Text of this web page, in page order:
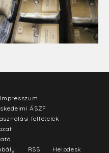
Impresszum
ÁSZF
feltételek
RSS Helpdesk